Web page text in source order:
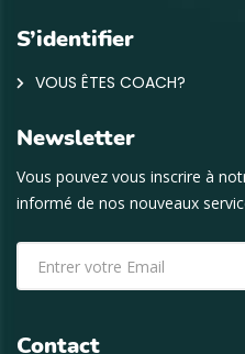
S’identifier
VOUS ÊTES COACH?
Newsletter
Vous pouvez vous inscrire à
informé de nos nouveaux
Contact